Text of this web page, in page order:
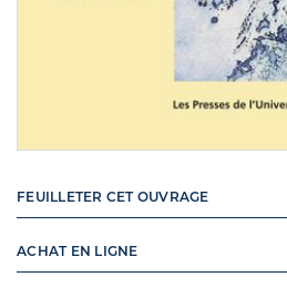
FEUILLETER CET OUVRAGE
ACHAT EN LIGNE